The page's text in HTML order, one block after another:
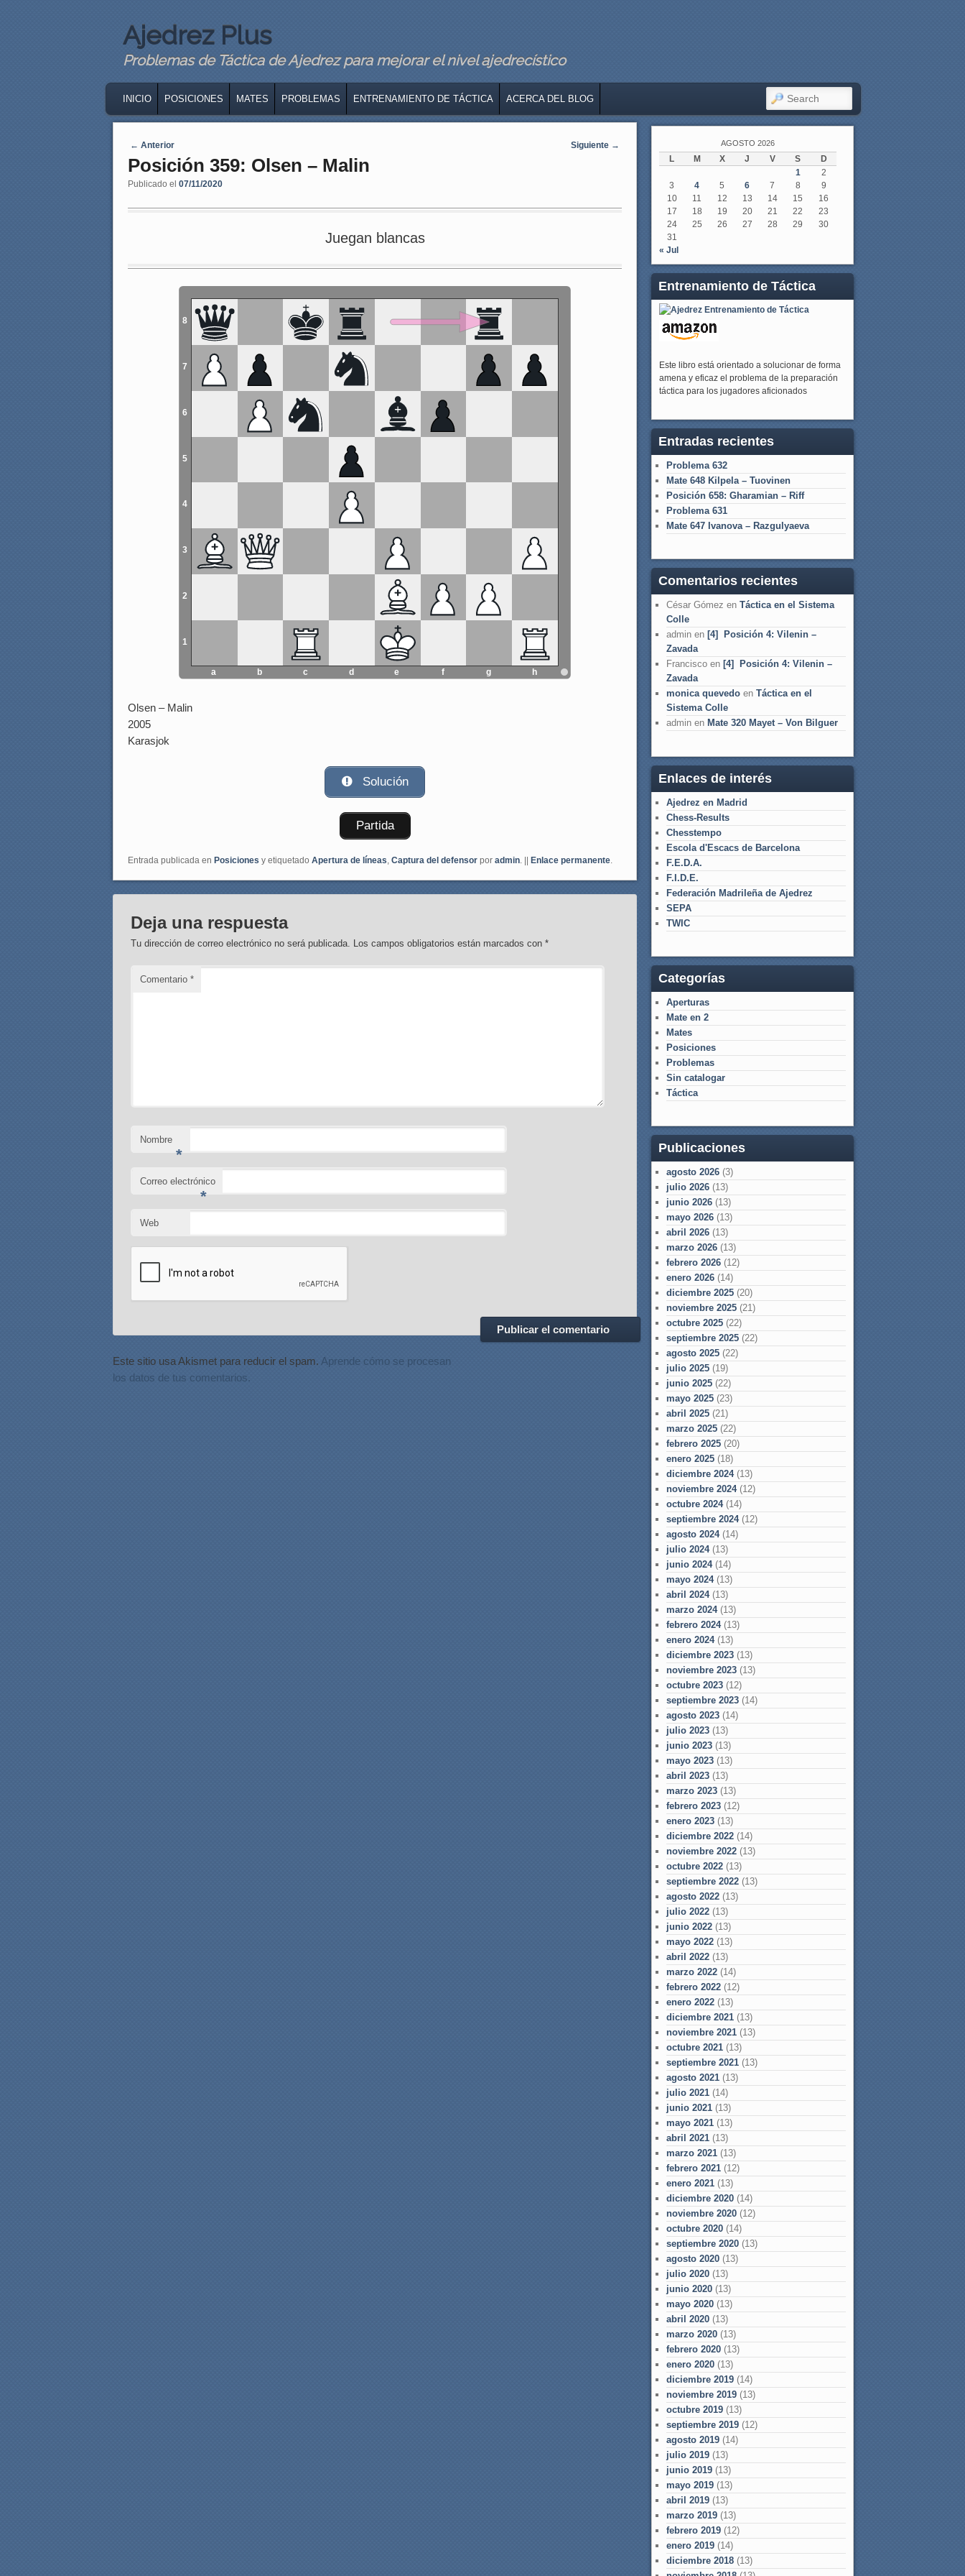
Ajedrez Plus
Problemas de Táctica de Ajedrez para mejorar el nivel ajedrecístico
SKIP TO PRIMARY CONTENT
SKIP TO SECONDARY CONTENT
INICIO POSICIONES MATES PROBLEMAS ENTRENAMIENTO DE TÁCTICA ACERCA DEL BLOG SEARCH
Navegaci�n de entradas
← Anterior Siguiente →
Posición 359: Olsen – Malin
Publicado el 07/11/2020
Juegan blancas
8
7
6
5
4
3
2
1
a b c d e f g h
Olsen – Malin
2005
Karasjok
Solución
Partida
Entrada publicada en Posiciones y etiquetado Apertura de líneas, Captura del defensor por admin. || Enlace permanente.
Deja una respuesta
Tu dirección de correo electrónico no será publicada. Los campos obligatorios están marcados con*
Comentario*
Nombre
*
Correo electrónico
*
Web
Este sitio usa Akismet para reducir el spam. Aprende cómo se procesan
los datos de tus comentarios.
AGOSTO 2026
L M X J V S
D
1
2
3
4 5 6 7 8
9
10
11 12 13 14 15
16
17
18 19 20 21 22
23
24
25 26 27 28 29
30
31
« Jul
Entrenamiento de Táctica
Este libro está orientado a solucionar de forma
amena y eficaz el problema de la preparación
táctica para los jugadores aficionados
Entradas recientes
Problema 632
Mate 648 Kilpela – Tuovinen
Posición 658: Gharamian – Riff
Problema 631
Mate 647 Ivanova – Razgulyaeva
Comentarios recientes
César Gómez en Táctica en el Sistema
Colle
admin en [4] Posición 4: Vilenin –
Zavada
Francisco en [4] Posición 4: Vilenin –
Zavada
monica quevedo en Táctica en el
Sistema Colle
admin en Mate 320 Mayet – Von Bilguer
Enlaces de interés
Ajedrez en Madrid
Chess-Results
Chesstempo
Escola d'Escacs de Barcelona
F.E.D.A.
F.I.D.E.
Federación Madrileña de Ajedrez
SEPA
TWIC
Categorías
Aperturas
Mate en 2
Mates
Posiciones
Problemas
Sin catalogar
Táctica
Publicaciones
agosto 2026 (3)
julio 2026 (13)
junio 2026 (13)
mayo 2026 (13)
abril 2026 (13)
marzo 2026 (13)
febrero 2026 (12)
enero 2026 (14)
diciembre 2025 (20)
noviembre 2025 (21)
octubre 2025 (22)
septiembre 2025 (22)
agosto 2025 (22)
julio 2025 (19)
junio 2025 (22)
mayo 2025 (23)
abril 2025 (21)
marzo 2025 (22)
febrero 2025 (20)
enero 2025 (18)
diciembre 2024(13)
noviembre 2024(12)
octubre 2024(14)
septiembre 2024(12)
agosto 2024(14)
julio 2024(13)
junio 2024(14)
mayo 2024(13)
abril 2024(13)
marzo 2024(13)
febrero 2024(13)
enero 2024(13)
diciembre 2023 (13)
noviembre 2023 (13)
octubre 2023 (12)
septiembre 2023 (14)
agosto 2023 (14)
julio 2023 (13)
junio 2023 (13)
mayo 2023 (13)
abril 2023 (13)
marzo 2023 (13)
febrero 2023 (12)
enero 2023 (13)
diciembre 2022 (14)
noviembre 2022 (13)
octubre 2022 (13)
septiembre 2022 (13)
agosto 2022 (13)
julio 2022 (13)
junio 2022 (13)
mayo 2022 (13)
abril 2022 (13)
marzo 2022 (14)
febrero 2022 (12)
enero 2022 (13)
diciembre 2021 (13)
noviembre 2021 (13)
octubre 2021 (13)
septiembre 2021 (13)
agosto 2021 (13)
julio 2021 (14)
junio 2021 (13)
mayo 2021 (13)
abril 2021 (13)
marzo 2021 (13)
febrero 2021 (12)
enero 2021 (13)
diciembre 2020 (14)
noviembre 2020 (12)
octubre 2020 (14)
septiembre 2020 (13)
agosto 2020 (13)
julio 2020 (13)
junio 2020 (13)
mayo 2020 (13)
abril 2020 (13)
marzo 2020 (13)
febrero 2020 (13)
enero 2020 (13)
diciembre 2019 (14)
noviembre 2019 (13)
octubre 2019 (13)
septiembre 2019 (12)
agosto 2019 (14)
julio 2019 (13)
junio 2019 (13)
mayo 2019 (13)
abril 2019 (13)
marzo 2019 (13)
febrero 2019 (12)
enero 2019 (14)
diciembre 2018 (13)